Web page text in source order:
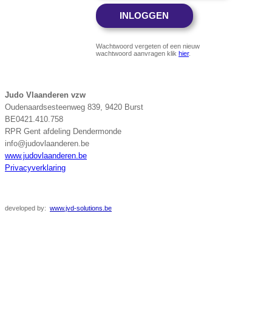
Wachtwoord vergeten of een nieuw
wachtwoord aanvragen klik hier.
Judo Vlaanderen vzw
Oudenaardsesteenweg 839, 9420 Burst
BE0421.410.758
RPR Gent afdeling Dendermonde
info@judovlaanderen.be
www.judovlaanderen.be
Privacyverklaring
developed by: www.jvd-solutions.be